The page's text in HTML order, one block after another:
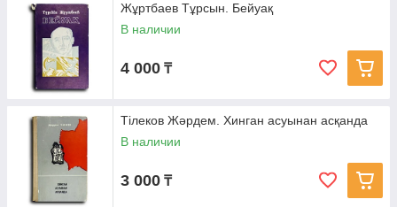
Жұртбаев Тұрсын. Бейуақ
В наличии
4 000 ₸
Тілеков Жәрдем. Хинган асуынан асқанда
В наличии
3 000 ₸